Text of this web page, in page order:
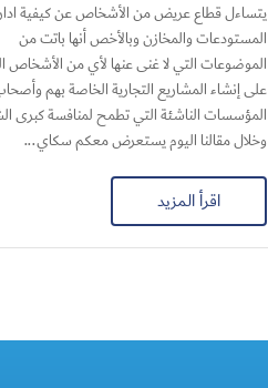
يتساءل قطاع عريض من الأشخاص عن كيفية
المستودعات والمخازن وبالأخص أنها باتت من
الموضوعات التي لا غنى عنها لأي من الأشخاص
على إنشاء المشاريع التجارية الخاصة بهم
المؤسسات الناشئة التي تطمح لمنافسة كبرى
وخلال مقالنا اليوم يستعرض معكم سكاي...
اقرأ المزيد